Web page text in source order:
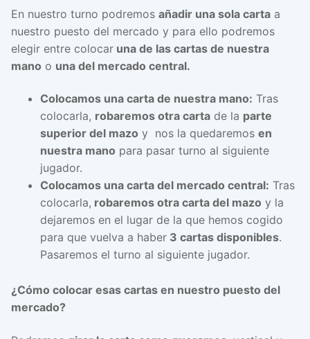
En nuestro turno podremos añadir una sola carta a
nuestro puesto del mercado y para ello podremos
elegir entre colocar una de las cartas de nuestra
mano o una del mercado central.
Colocamos una carta de nuestra mano: Tras
colocarla, robaremos otra cartade la parte
superior del mazo y nos la quedaremos en
nuestra mano para pasar turno al siguiente
jugador.
Colocamos una carta del mercado central: Tras
colocarla, robaremos otra carta del mazo y la
dejaremos en el lugar de la que hemos cogido
para que vuelva a haber3 cartas disponibles.
Pasaremos el turno al siguiente jugador.
¿Cómo colocar esas cartas en nuestro puesto del
mercado?